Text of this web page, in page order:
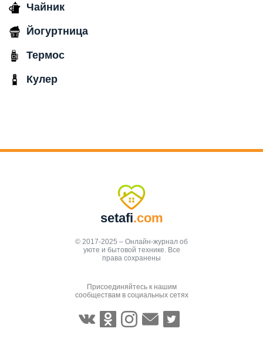
Чайник
Йогуртница
Термос
Кулер
setafi.com
© 2017-2025 – Онлайн-журнал об
уюте и бытовой технике. Все
права сохранены
Присоединяйтесь к нашим
сообществам в социальных сетях